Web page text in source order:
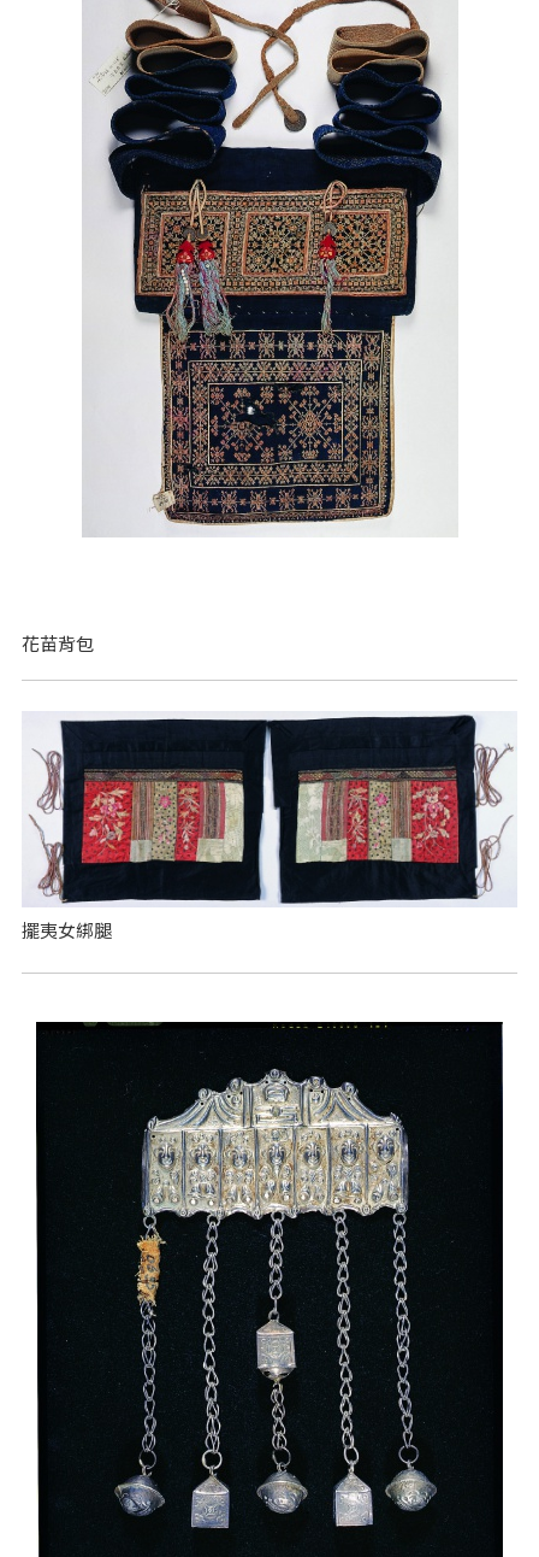
花苗背包
擺夷女綁腿